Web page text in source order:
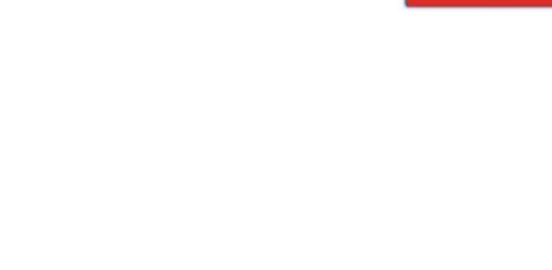
Alle Preise inkl. MWSt. in